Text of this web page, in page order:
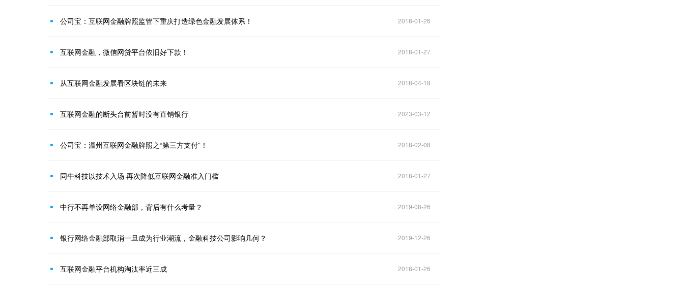
公司宝：互联网金融牌照监管下重庆打造绿色金融发展体系！ 2018-01-26
互联网金融，微信网贷平台依旧好下款！ 2018-01-27
从互联网金融发展看区块链的未来 2018-04-18
互联网金融的断头台前暂时没有直销银行 2023-03-12
公司宝：温州互联网金融牌照之“第三方支付”！ 2018-02-08
同牛科技以技术入场 再次降低互联网金融准入门槛 2018-01-27
中行不再单设网络金融部，背后有什么考量？ 2019-08-26
银行网络金融部取消一旦成为行业潮流，金融科技公司影响几何？ 2019-12-26
互联网金融平台机构淘汰率近三成 2018-01-26